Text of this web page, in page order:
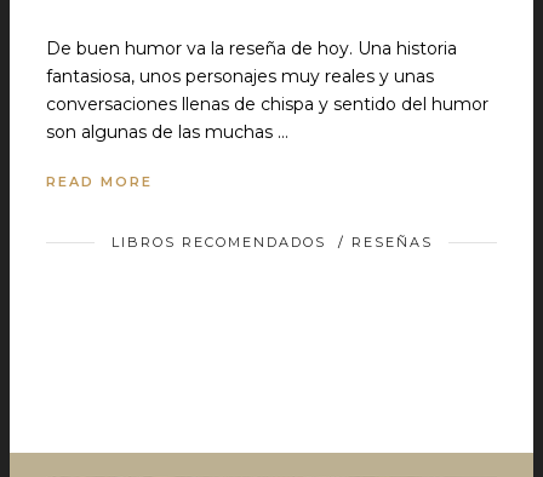
De buen humor va la reseña de hoy. Una historia
fantasiosa, unos personajes muy reales y unas
conversaciones llenas de chispa y sentido del humor
son algunas de las muchas …
READ MORE
LIBROS RECOMENDADOS / RESEÑAS